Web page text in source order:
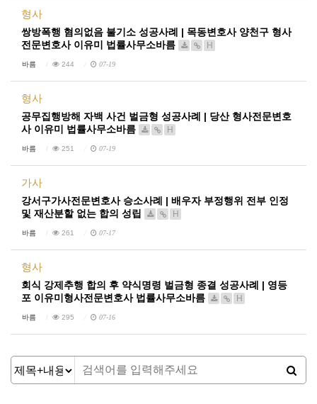
형사
쌍방폭행 혐의없음 불기소 성공사례 | 목동변호사 양천구 형사
전문변호사 이유미 법률사무소바름
H
바름 244 07-19
형사
공무집행방해 자백 사건 벌금형 성공사례 | 당산 형사전문변호
사 이유미 법률사무소바름
H
바름 251 07-19
가사
강서구가사전문변호사 승소사례 | 배우자 부정행위 전부 인정
및 재산분할 없는 합의 성립
H
바름 261 07-17
형사
회식 강제추행 합의 후 약식명령 벌금형 종결 성공사례 | 영등
포 이유미형사전문변호사 법률사무소바름
H
바름 295 07-16